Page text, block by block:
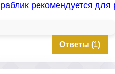
рекомендуется
Ответы (1)